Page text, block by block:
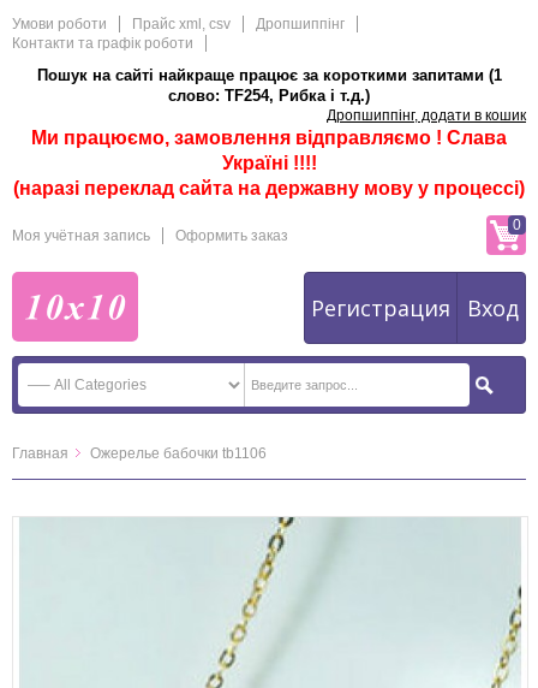
Умови роботи Прайс xml, csv
Дропшиппінг
Контакти та графік роботи
Пошук на сайті найкраще працює за короткими запитами (1
слово: TF254, Рибка і т.д.)
Дропшиппінг, додати в кошик
Ми працюємо, замовлення відправляємо ! Слава
Україні !!!!
(наразі переклад сайта на державну мову у процессі)
Моя учётная запись Оформить заказ
Регистрация Вход
0
Главная Ожерелье бабочки tb1106